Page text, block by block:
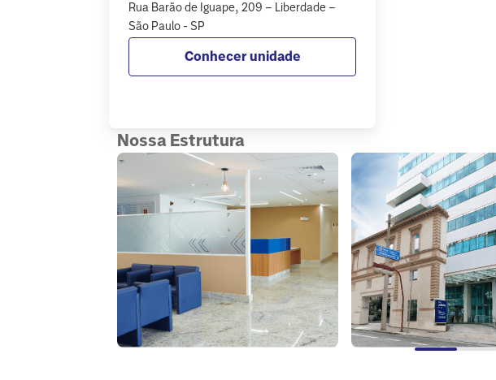
Rua Barão de Iguape, 209 – Liberdade –
São Paulo - SP
Conhecer unidade
Nossa Estrutura